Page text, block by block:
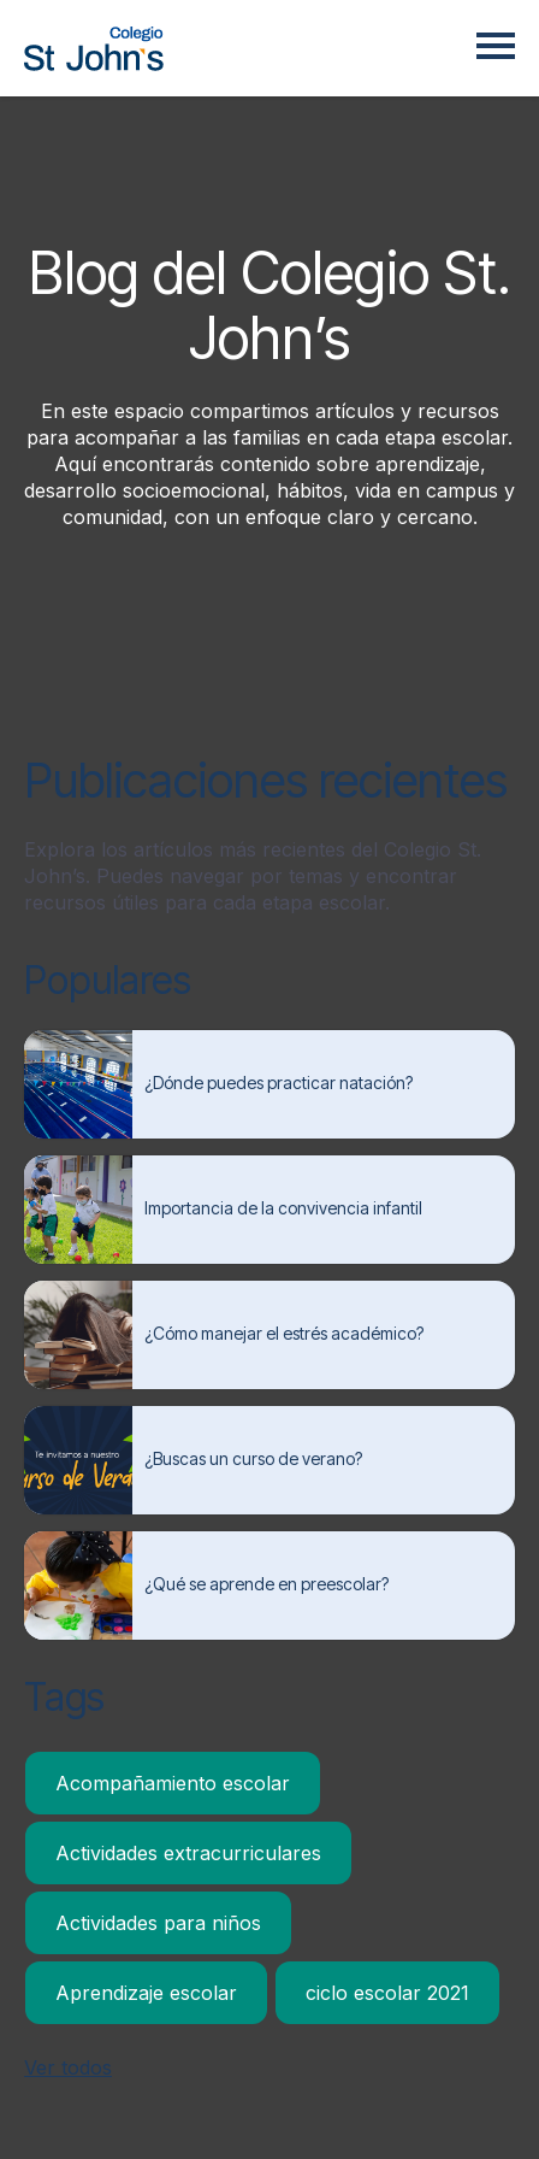
Blog del Colegio St.
John’s
En este espacio compartimos artículos y recursos
para acompañar a las familias en cada etapa escolar.
Aquí encontrarás contenido sobre aprendizaje,
desarrollo socioemocional, hábitos, vida en campus y
comunidad, con un enfoque claro y cercano.
Publicaciones recientes
Explora los artículos más recientes del Colegio St.
John’s. Puedes navegar por temas y encontrar
recursos útiles para cada etapa escolar.
Populares
¿Dónde puedes practicar natación?
Importancia de la convivencia infantil
¿Cómo manejar el estrés académico?
¿Buscas un curso de verano?
¿Qué se aprende en preescolar?
Tags
Acompañamiento escolar
Actividades extracurriculares
Actividades para niños
Aprendizaje escolar ciclo escolar 2021
Ver todos